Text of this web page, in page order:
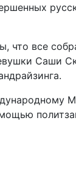
что все
Саши